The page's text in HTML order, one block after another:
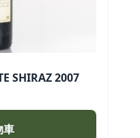
SHIRAZ 2007
車